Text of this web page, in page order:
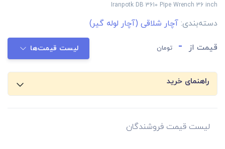
Iranpotk DB 3610 Pipe Wrench 36 inch
دسته‌بندی: آچار شلاقی (آچار لوله گیر)
قیمت از - تومان لیست قیمت‌ها
راهنمای خرید
لیست قیمت فروشندگان